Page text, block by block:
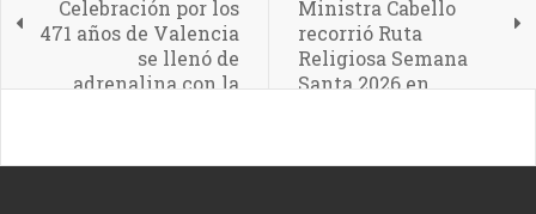
Celebración por los
471 años de Valencia
se llenó de
adrenalina con la
Ministra Cabello
recorrió Ruta
Religiosa Semana
Santa 2026 en